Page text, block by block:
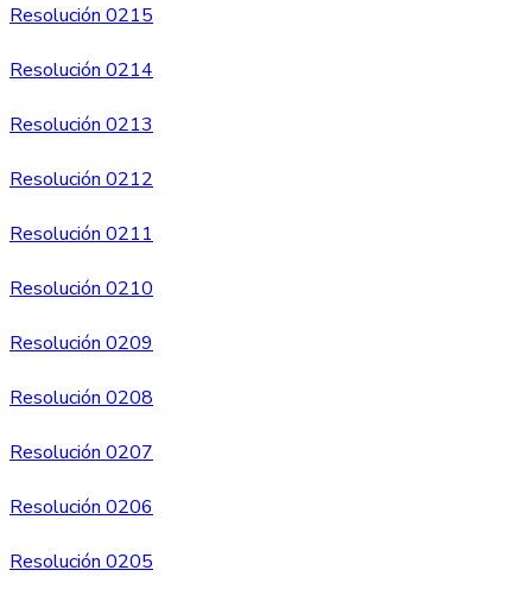
Resolución 0215
Resolución 0214
Resolución 0213
Resolución 0212
Resolución 0211
Resolución 0210
Resolución 0209
Resolución 0208
Resolución 0207
Resolución 0206
Resolución 0205